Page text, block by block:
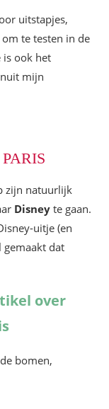
uitstapjes,
te testen in de
is ook het
mijn
zijn natuurlijk
Disney te gaan.
uitje (en
gemaakt dat
over